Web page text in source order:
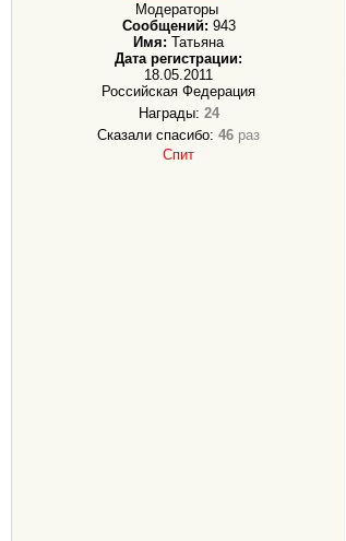
Модераторы
Сообщений: 943
Имя: Татьяна
Дата регистрации:
18.05.2011
Российская Федерация
Награды: 24
Сказали спасибо: 46 раз
Спит